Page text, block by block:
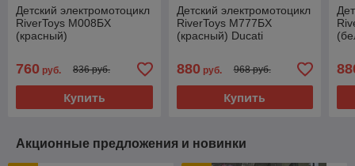
Детский электромотоцикл
RiverToys М008БХ
(красный)
760 руб. 836 руб.
Купить
Детский электромотоцикл
RiverToys М777БХ
(красный) Ducati
880 руб. 968 руб.
Купить
Акционные предложения и новинки